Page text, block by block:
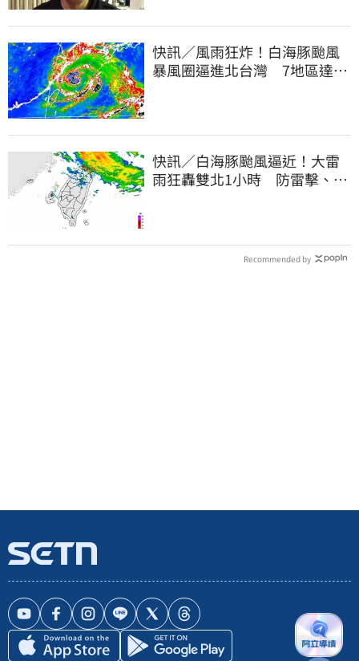
快訊／風雨狂炸！白海豚颱風
暴風圈逼進北台灣 7地區達停
快訊／白海豚颱風逼近！大雷
雨狂轟雙北1小時 防雷擊、強
Recommended by